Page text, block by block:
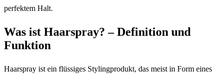
perfektem Halt.
Was ist Haarspray? – Definition und
Funktion
Haarspray ist ein flüssiges Stylingprodukt, das meist in Form eines